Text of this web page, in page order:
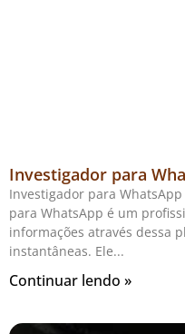
Investigador para
Investigador para
para WhatsApp é um
informações através dessa
instantâneas. Ele
Continuar lendo »